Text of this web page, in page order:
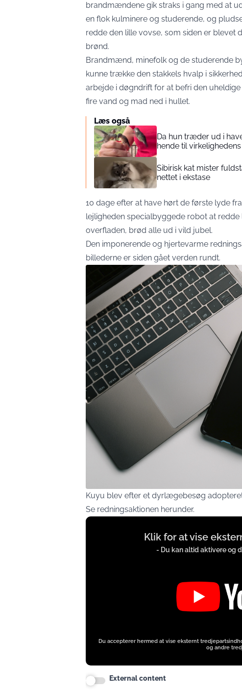
brandmændene gik straks i gang med at
en flok kulminere og studerende, og
redde den lille vovse, som siden er blevet
brønd.
Brandmænd, minefolk og de studerende
kunne trække den stakkels hvalp i
arbejde i døgndrift for at befri den
fire vand og mad ned i hullet.
Læs også
Da hun træder ud i
hende til
Sibirisk kat mister
nettet i ekstase
10 dage efter at have hørt de første lyde
lejligheden specialbyggede robot at
overfladen, brød alle ud i vild jubel.
Den imponerende og hjertevarme
billederne er siden gået verden rundt.
Kuyu blev efter et dyrlægebesøg
Se redningsaktionen herunder.
Display
Klik for at vise
- Du kan altid aktivere og
Du accepterer hermed at vise eksternt
og andre
External content